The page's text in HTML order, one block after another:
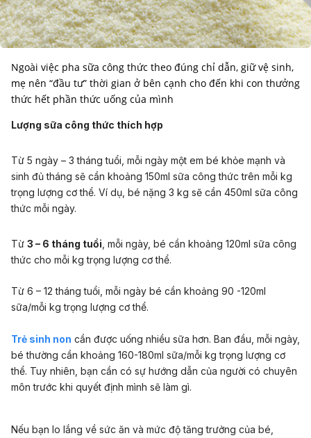
Ngoài việc pha sữa công thức theo đúng chỉ dẫn, giữ vệ sinh,
mẹ nên “đầu tư” thời gian ở bên cạnh cho đến khi con thưởng
thức hết phần thức uống của mình
Lượng sữa công thức thích hợp
Từ 5 ngày – 3 tháng tuổi, mỗi ngày một em bé khỏe mạnh và
sinh đủ tháng sẽ cần khoảng 150ml sữa công thức trên mỗi kg
trọng lượng cơ thể. Ví dụ, bé nặng 3 kg sẽ cần 450ml sữa công
thức mỗi ngày.
Từ 3 – 6 tháng tuổi , mỗi ngày, bé cần khoảng 120ml sữa công
thức cho mỗi kg trọng lượng cơ thể.
Từ 6 – 12 tháng tuổi, mỗi ngày bé cần khoảng 90 -120ml
sữa/mỗi kg trọng lượng cơ thể.
Trẻ sinh non cần được uống nhiều sữa hơn. Ban đầu, mỗi ngày,
bé thường cần khoảng 160-180ml sữa/mỗi kg trọng lượng cơ
thể. Tuy nhiên, bạn cần có sự hướng dẫn của người có chuyên
môn trước khi quyết định mình sẽ làm gì.
Nếu bạn lo lắng về sức ăn và mức độ tăng trưởng của bé,